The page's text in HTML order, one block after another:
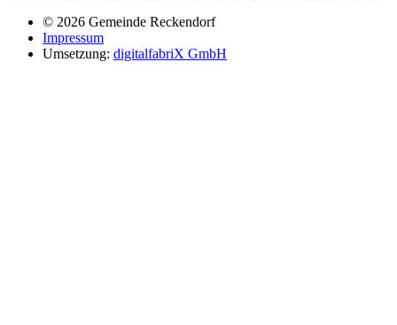
© 2026 Gemeinde Reckendorf
Impressum
Umsetzung: digitalfabriX GmbH